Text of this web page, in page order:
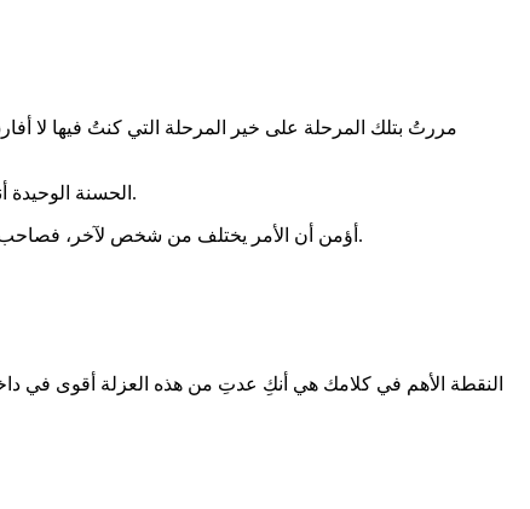
مررتُ بتلك المرحلة على خير المرحلة التي كنتُ فيها لا
الحسنة الوحيدة أنني خرجتُ منها بلغةٍ أفضل وقراءةٍ صحيحة، لكنني اليوم أدرك أنها منحتني أكثر من ذلك بكثير؛ منحتني نافذة أطلّ منها على نفسي وعلى العالم.
أؤمن أن الأمر يختلف من شخص لآخر، فصاحب الميول الانعزالية قد يختار الانفصال عن العالم نهائيًا بينما آخر يعود من عزلته محمّلًا بالوعي والكلمات أقوى في داخله وألطف في رؤيته للحياة.
النقطة الأهم في كلامك هي أنكِ عدتِ من هذه العزلة أقوى في